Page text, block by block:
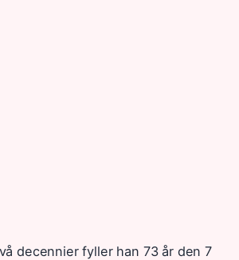
decennier fyller han 73 år den 7